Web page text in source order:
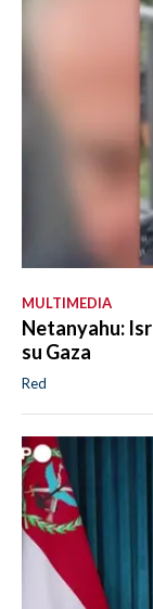
MULTIMEDIA
Netanyahu:
su Gaza
Red